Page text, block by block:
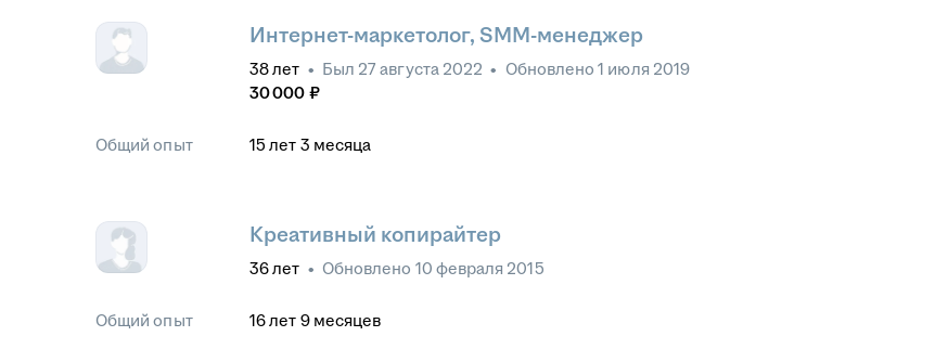
Интернет-маркетолог, SMM-менеджер
38лет • Был 27 августа 2022 • Обновлено1 июля 2019
30 000 ₽
Общий опыт 15 лет 3 месяца
Креативный копирайтер
36лет • Обновлено 10 февраля 2015
Общий опыт 16лет 9 месяцев